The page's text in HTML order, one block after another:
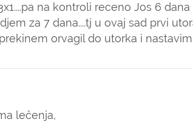
na kontroli receno Jos 6 dana
za 7 dana....tj u ovaj sad prvi
orvagil do utorka i
lečenja,